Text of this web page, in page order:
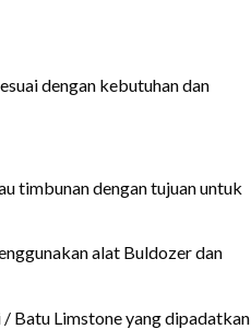
dengan kebutuhan dan
timbunan dengan tujuan untuk
alat Buldozer dan
/ Batu Limstone yang dipadatkan